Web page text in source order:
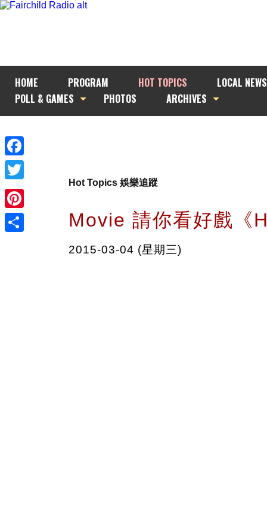
HOME PROGRAM HOT TOPICS
LOCAL NEWS
POLL & GAMES
PHOTOS ARCHIVES
Facebook
Twitter
Pinterest
Hot Topics 娛樂追蹤
Movie 請你看好戲《
2015-03-04 (星期三)